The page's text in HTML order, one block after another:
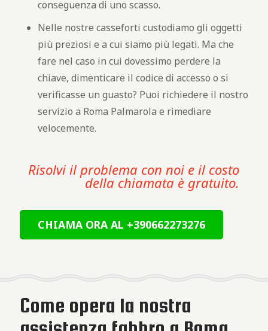
conseguenza di uno scasso.
Nelle nostre casseforti custodiamo gli oggetti
più preziosi e a cui siamo più legati. Ma che
fare nel caso in cui dovessimo perdere la
chiave, dimenticare il codice di accesso o si
verificasse un guasto? Puoi richiedere il nostro
servizio a Roma Palmarola e rimediare
velocemente.
Risolvi il problema con noi e il costo
della chiamata è gratuito.
CHIAMA ORA AL +390662273276
Come opera la nostra